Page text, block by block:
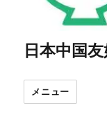
日本中国
メニュー